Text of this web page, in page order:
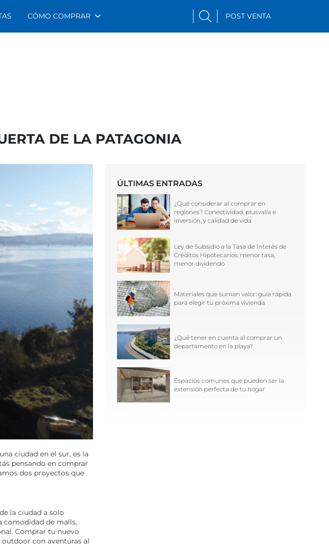
CÓMO COMPRAR POST VENTA
DE LA PATAGONIA
ciudad en el sur, es la
pensando en comprar
dos proyectos que
la ciudad a solo
comodidad de malls,
Comprar tu nuevo
con aventuras al
ÚLTIMAS ENTRADAS
¿Qué considerar al comprar en
regiones? Conectividad, plusvalía e
inversión, y calidad de vida
Ley de Subsidio a la Tasa de Interés de
Créditos Hipotecarios: menor tasa,
menor dividendo
Materiales que suman valor: guía rápida
para elegir tu próxima vivienda
¿Qué tener en cuenta al comprar un
departamento en la playa?
Espacios comunes que pueden ser la
extensión perfecta de tu hogar